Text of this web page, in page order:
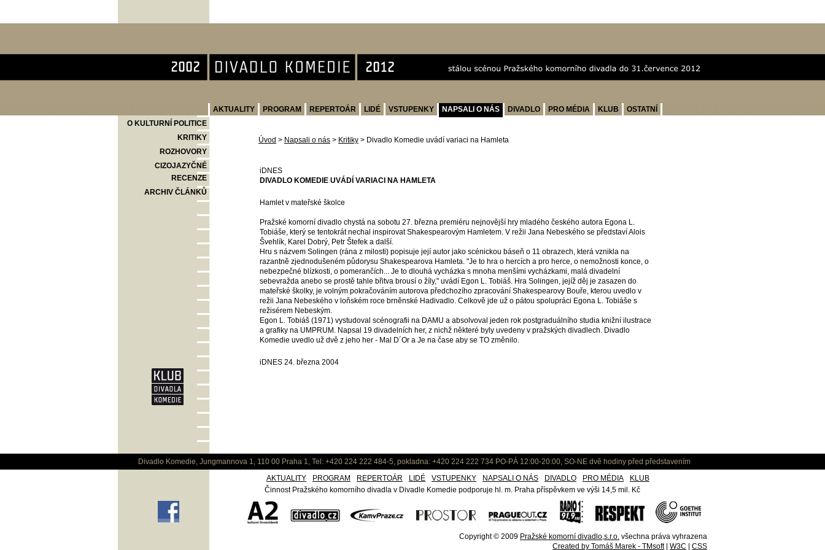
AKTUALITY PROGRAM REPERTOÁR LIDÉ VSTUPENKY NAPSALI O NÁS DIVADLO PRO MÉDIA KLUB
OSTATNÍ
O KULTURNÍ POLITICE
KRITIKY
ROZHOVORY
CIZOJAZYČNÉ
RECENZE
ARCHIV ČLÁNKŮ
Úvod > Napsali o nás > Kritiky > Divadlo Komedie uvádí variaci na Hamleta
iDNES
DIVADLO KOMEDIE UVÁDÍ VARIACI NA HAMLETA
Hamlet v mateřské školce
Pražské komorní divadlo chystá na sobotu 27. března premiéru nejnovější hry mladého českého autora Egona L.
Tobiáše, který se tentokrát nechal inspirovat Shakespearovým Hamletem. V režii Jana Nebeského se představí Alois
Švehlík, Karel Dobrý, Petr Štefek a další.
Hru s názvem Solingen (rána z milosti) popisuje její autor jako scénickou báseň o 11 obrazech, která vznikla na
razantně zjednodušeném půdorysu Shakespearova Hamleta. "Je to hra o hercích a pro herce, o nemožnosti konce, o
nebezpečné blízkosti, o pomerančích... Je to dlouhá vycházka s mnoha menšími vycházkami, malá divadelní
sebevražda anebo se prostě tahle břitva brousí o žíly," uvádí Egon L. Tobiáš. Hra Solingen, jejíž děj je zasazen do
mateřské školky, je volným pokračováním autorova předchozího zpracování Shakespearovy Bouře, kterou uvedlo v
režii Jana Nebeského v loňském roce brněnské Hadivadlo. Celkově jde už o pátou spolupráci Egona L. Tobiáše s
režisérem Nebeským.
Egon L. Tobiáš (1971) vystudoval scénografii na DAMU a absolvoval jeden rok postgraduálního studia knižní ilustrace
a grafiky na UMPRUM. Napsal 19 divadelních her, z nichž některé byly uvedeny v pražských divadlech. Divadlo
Komedie uvedlo už dvě z jeho her - Mal D´Or a Je na čase aby se TO změnilo.
iDNES 24. března 2004
Divadlo Komedie, Jungmannova 1, 110 00 Praha 1, Tel: +420 224 222 484-5, pokladna: +420 224 222 734 PO-PÁ 12:00-20:00, SO-NE dvě hodiny před představením
AKTUALITY
PROGRAM REPERTOÁR LIDÉ VSTUPENKY NAPSALI O NÁS DIVADLO PRO MÉDIA
KLUB
Činnost Pražského komorního divadla v Divadle Komedie podporuje hl. m. Praha příspěvkem ve výši 14,5 mil. Kč
Copyright © 2009 Pražské komorní divadlo,s.r.o. všechna práva vyhrazena
Created by Tomáš Marek - TMsoft| W3C CSS